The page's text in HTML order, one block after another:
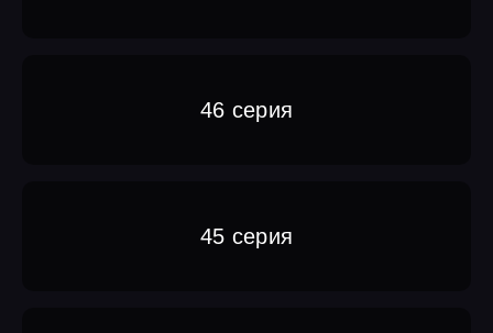
46 серия
45 серия